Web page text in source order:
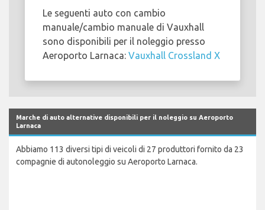
Le seguenti auto con cambio
manuale/cambio manuale di Vauxhall
sono disponibili per il noleggio presso
Aeroporto Larnaca: Vauxhall Crossland X
Marche di auto alternative disponibili per il noleggio su Aeroporto
Larnaca
Abbiamo 113 diversi tipi di veicoli di 27 produttori fornito da 23
compagnie di autonoleggio su Aeroporto Larnaca.